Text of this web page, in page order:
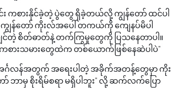
ကစားနိုင်ခဲ့တဲ့ ပွဲတွေ ရှိခဲ့တယ်လို့ ကျွန်တော် ထင်ပါ
ျွန်တော် ကိုးလ်အပေါ် တကယ်ကို ကျေနပ်မိပါ
င်တဲ့ စိတ်ဓာတ်နဲ့ တက်ကြွမှုတွေကို ပြသနေတာပါ။
ားသမားတွေထဲက တစ်ယောက်ဖြစ်နေဆဲပါပဲ”
ါ အင်္ဂလန်အတွက် အရေးပါတဲ့ အခိုက်အတန့်တွေမှာ ကိုး
ာမှ စိုးရိမ်စရာ မရှိပါဘူး” လို့ ဆက်လက်ပြော